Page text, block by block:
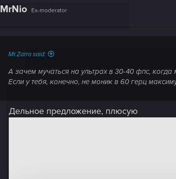
MrNio Ex-moderator
Mr.Zorro said:
А зачем мучаться на ультрах в 30-40 фпс,
Если у тебя, конечно, не моник в 60 герц
Дельное предложение, плюсую